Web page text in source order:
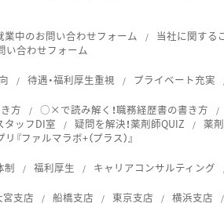
業中のお問い合わせフォーム 当社に関する
い合わせフォーム
待遇・福利厚生重視 プライベート充実
方 ○×で読み解く！職務経歴書の書き方
タッフDI室 疑問を解決！薬剤師QUIZ 薬
ファルマラボ+（プラス）』
制 福利厚生 キャリアコンサルティング
宮支店 船橋支店 東京支店 横浜支店